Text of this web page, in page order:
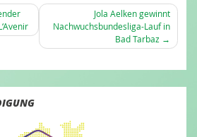
Jola Aelken gewinnt
Nachwuchsbundesliga-Lauf in
Bad Tarbaz